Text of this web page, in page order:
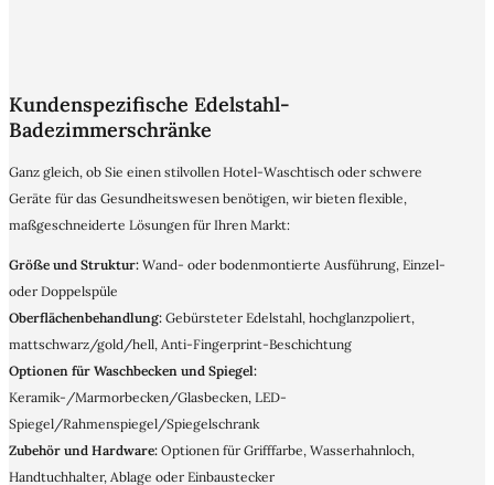
Kundenspezifische Edelstahl-
Badezimmerschränke
Ganz gleich, ob Sie einen stilvollen Hotel-Waschtisch oder schwere
Geräte für das Gesundheitswesen benötigen, wir bieten flexible,
maßgeschneiderte Lösungen für Ihren Markt:
Größe und Struktur: Wand- oder bodenmontierte Ausführung, Einzel-
oder Doppelspüle
Oberflächenbehandlung: Gebürsteter Edelstahl, hochglanzpoliert,
mattschwarz/gold/hell, Anti-Fingerprint-Beschichtung
Optionen für Waschbecken und Spiegel:
Keramik-/Marmorbecken/Glasbecken, LED-
Spiegel/Rahmenspiegel/Spiegelschrank
Zubehör und Hardware: Optionen für Grifffarbe, Wasserhahnloch,
Handtuchhalter, Ablage oder Einbaustecker